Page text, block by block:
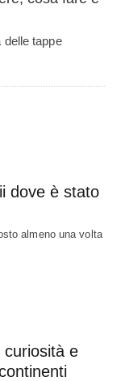
delle tappe
dove è stato
almeno una volta
curiosità e